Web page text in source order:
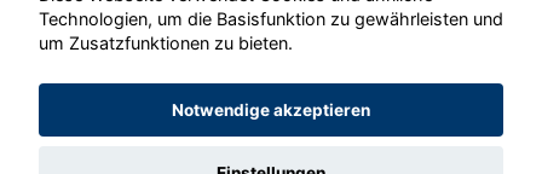
© konjunkturmotor.de GmbH 2020 - 2026
Technologien, um die Basisfunktion zu gewährleisten und
um Zusatzfunktionen zu bieten.
Notwendige akzeptieren